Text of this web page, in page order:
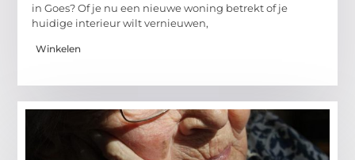
in Goes? Of je nu een nieuwe woning betrekt of je
huidige interieur wilt vernieuwen,
Winkelen